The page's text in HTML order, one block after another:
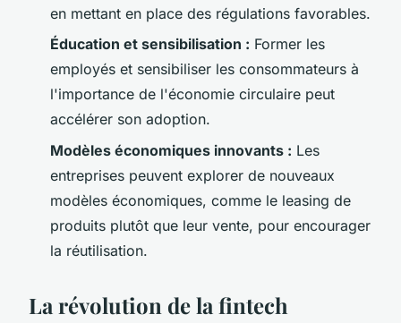
en mettant en place des régulations favorables.
Éducation et sensibilisation : Former les
employés et sensibiliser les consommateurs à
l'importance de l'économie circulaire peut
accélérer son adoption.
Modèles économiques innovants : Les
entreprises peuvent explorer de nouveaux
modèles économiques, comme le leasing de
produits plutôt que leur vente, pour encourager
la réutilisation.
La révolution de la fintech